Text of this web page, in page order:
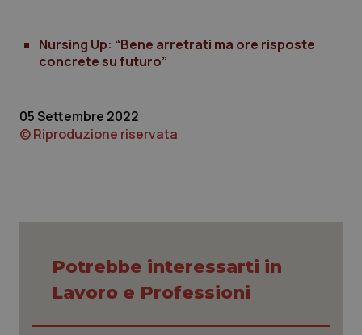
Marche
Piemonte
Puglia
Donna & Salute
HIV
Malattie rare
Nursing Up: “Bene arretrati ma ore risposte
concrete su futuro”
05 Settembre 2022
© Riproduzione riservata
Potrebbe interessarti in
Lavoro e Professioni